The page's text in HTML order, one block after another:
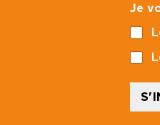
i
l
p
o
s
t
i
l
*
Je